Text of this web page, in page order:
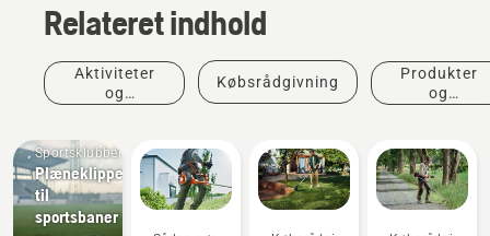
Relateret indhold
Aktiviteter
og
Købsrådgivning
Produkter
og
Sportsklubber
Plæneklippere
til
sportsbaner